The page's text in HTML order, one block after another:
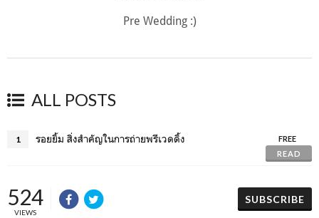
Pre Wedding :)
ALL POSTS
1 รอยยิ้ม สิ่งสำคัญในการถ่ายพรีเวดดิ้ง
FREE
READ
524
VIEWS
SUBSCRIBE